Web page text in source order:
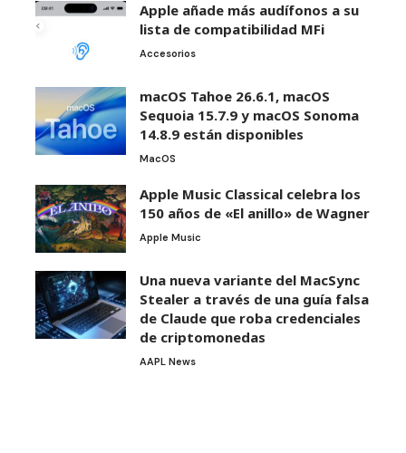
Apple añade más audífonos a su
lista de compatibilidad MFi
Accesorios
macOS Tahoe 26.6.1, macOS
Sequoia 15.7.9 y macOS Sonoma
14.8.9 están disponibles
MacOS
Apple Music Classical celebra los
150 años de «El anillo» de Wagner
Apple Music
Una nueva variante del MacSync
Stealer a través de una guía falsa
de Claude que roba credenciales
de criptomonedas
AAPL News